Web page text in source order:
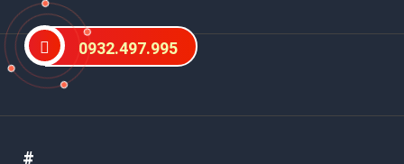
#
0932.497.995